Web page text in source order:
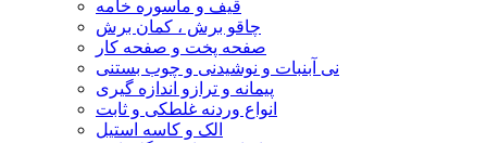
قیف و ماسوره خامه
چاقو برش ، کمان برش
صفحه پخت و صفحه کار
نی آبنبات و نوشیدنی و چوب بستنی
پیمانه و ترازو اندازه گیری
انواع وردنه غلطکی و ثابت
الک و کاسه استیل